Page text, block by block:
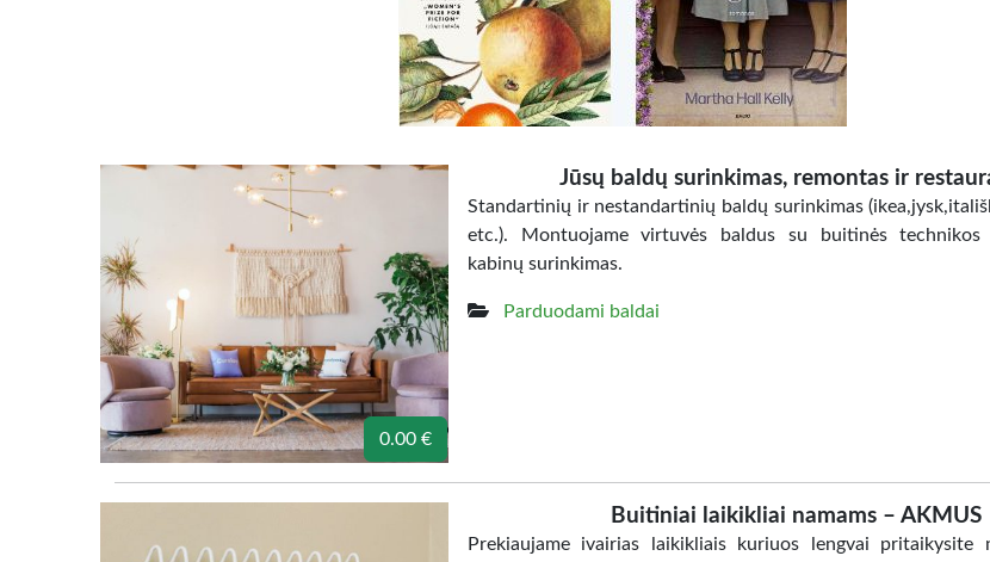
0.00 €
Jūsų baldų surinkimas, remontas ir
Standartinių ir nestandartinių baldų surinkimas
etc.). Montuojame virtuvės baldus su buitinės technikos
kabinų surinkimas.
Parduodami baldai
Buitiniai laikikliai namams – AKMUS
Prekiaujame ivairias laikikliais kuriuos lengvai